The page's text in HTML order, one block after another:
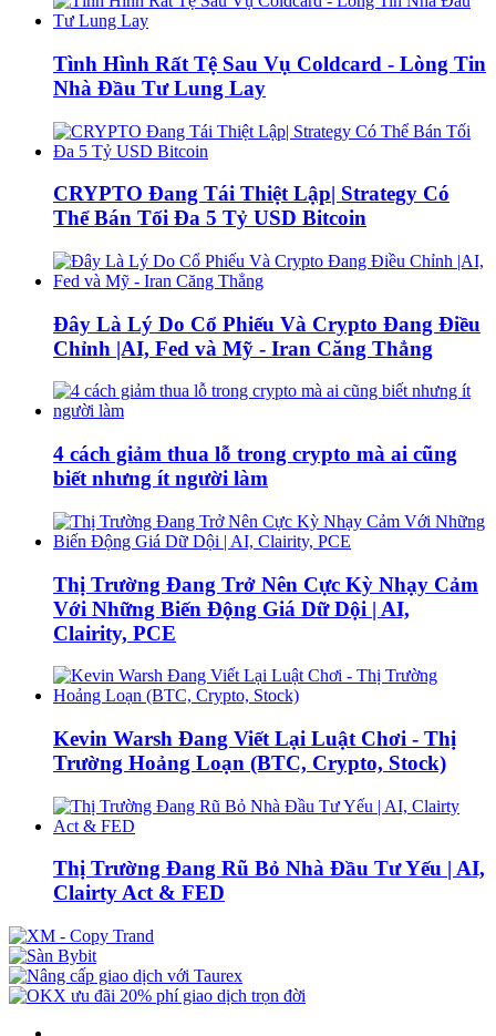
Tình Hình Rất Tệ Sau Vụ Coldcard - Lòng Tin
Nhà Đầu Tư Lung Lay
CRYPTO Đang Tái Thiệt Lập| Strategy Có
Thể Bán Tối Đa 5 Tỷ USD Bitcoin
Đây Là Lý Do Cổ Phiếu Và Crypto Đang Điều
Chỉnh |AI, Fed và Mỹ - Iran Căng Thẳng
4 cách giảm thua lỗ trong crypto mà ai cũng
biết nhưng ít người làm
Thị Trường Đang Trở Nên Cực Kỳ Nhạy Cảm
Với Những Biến Động Giá Dữ Dội | AI,
Clairity, PCE
Kevin Warsh Đang Viết Lại Luật Chơi - Thị
Trường Hoảng Loạn (BTC, Crypto, Stock)
Thị Trường Đang Rũ Bỏ Nhà Đầu Tư Yếu | AI,
Clairty Act & FED